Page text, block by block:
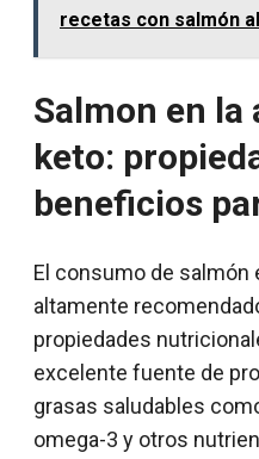
recetas con salmón
Salmon en
keto:
beneficios
El consumo de salmón
altamente
propiedades
excelente fuente de
grasas saludables
omega-3 y otros